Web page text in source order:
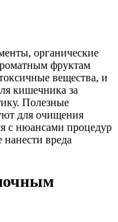
органические
фруктам
вещества, и
кишечника за
Полезные
для очищения
с нюансами процедур
вреда